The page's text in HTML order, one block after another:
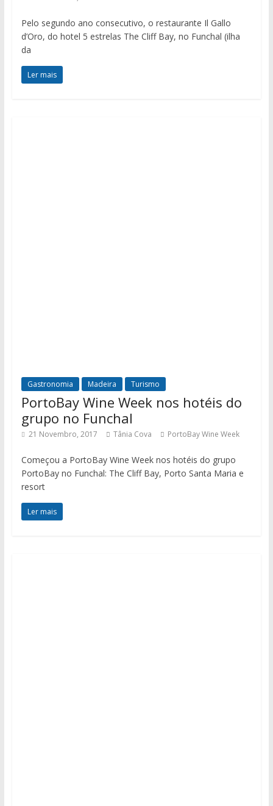
Pelo segundo ano consecutivo, o restaurante Il Gallo
d’Oro, do hotel 5 estrelas The Cliff Bay, no Funchal (ilha
da
Ler mais
Gastronomia Madeira Turismo
PortoBay Wine Week nos hotéis do
grupo no Funchal
21 Novembro, 2017 Tânia Cova PortoBay Wine Week
Começou a PortoBay Wine Week nos hotéis do grupo
PortoBay no Funchal: The Cliff Bay, Porto Santa Maria e
resort
Ler mais